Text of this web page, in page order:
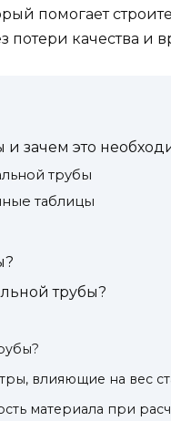
помогает
потери качества и
и зачем это
трубы
таблицы
трубы?
влияющие на вес
материала при